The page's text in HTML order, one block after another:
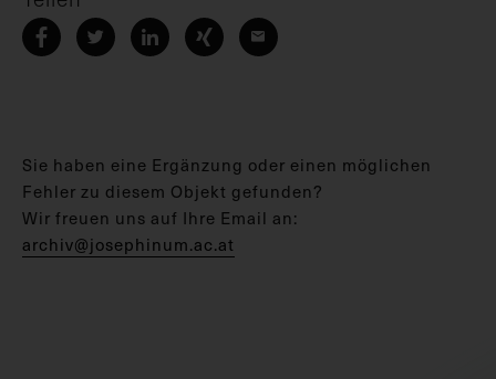
Sie haben eine Ergänzung oder einen möglichen
Fehler zu diesem Objekt gefunden?
Wir freuen uns auf Ihre Email an:
archiv@josephinum.ac.at